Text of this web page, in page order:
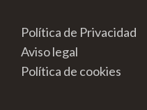
Política de Privacidad
Aviso legal
Política de cookies